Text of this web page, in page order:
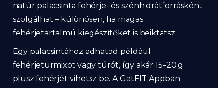
natúr palacsinta fehérje- és szénhidrátforrásként
szolgálhat – különösen, ha magas
fehérjetartalmú kiegészítőket is beiktatsz.
Egy palacsintához adhatod például
fehérjeturmixot vagy túrót, így akár 15–20 g
plusz fehérjét vihetsz be. A GetFIT Appban